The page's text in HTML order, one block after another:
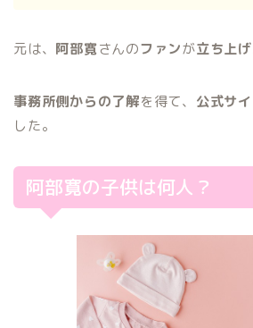
元は、 阿部寛さんのファンが立ち上
事務所側からの了解を得て、 公式サ
した。
阿部寛の子供は何人？